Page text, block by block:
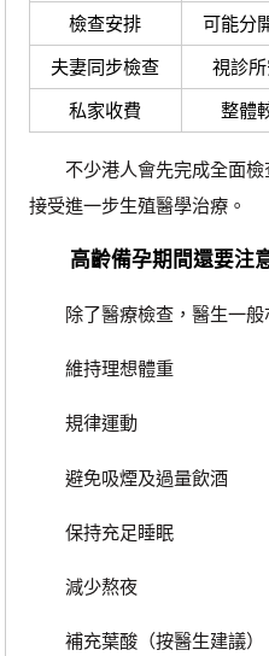
檢查安排 可能分
夫妻同步檢查 視診
私家收費 整體
不少港人會先完成全面檢
接受進一步生殖醫學治療。
高齡備孕期間還要注
除了醫療檢查，醫生一般
維持理想體重
規律運動
避免吸煙及過量飲酒
保持充足睡眠
減少熬夜
補充葉酸（按醫生建議）